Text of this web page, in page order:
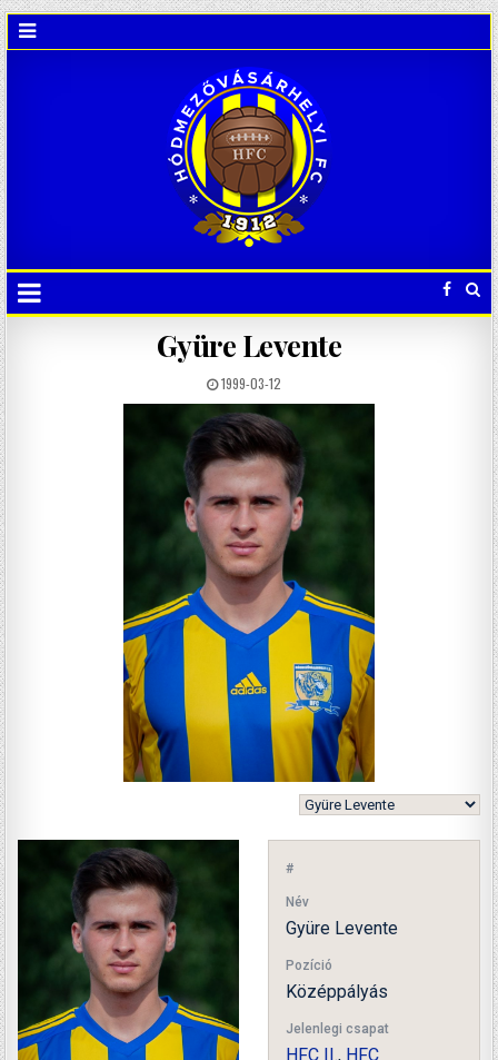
Gyüre Levente
1999-03-12
#
Név
Gyüre Levente
Pozíció
Középpályás
Jelenlegi csapat
HFC II., HFC